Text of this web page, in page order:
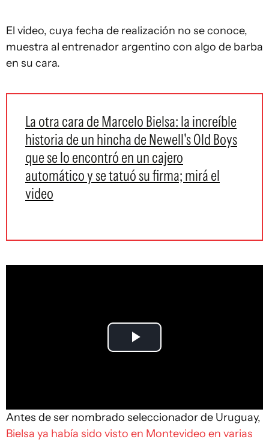
El video, cuya fecha de realización no se conoce,
muestra al entrenador argentino con algo de barba
en su cara.
La otra cara de Marcelo Bielsa: la increíble
historia de un hincha de Newell's Old Boys
que se lo encontró en un cajero
automático y se tatuó su firma; mirá el
video
Play
Antes de ser nombrado seleccionador de Uruguay,
Bielsa ya había sido visto en Montevideo en varias